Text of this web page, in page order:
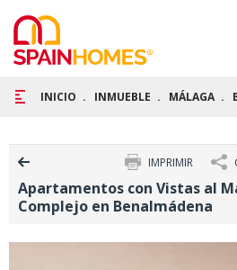
INICIO INMUEBLE MÁLAGA
IMPRIMIR
Apartamentos con Vistas al
Complejo en Benalmádena